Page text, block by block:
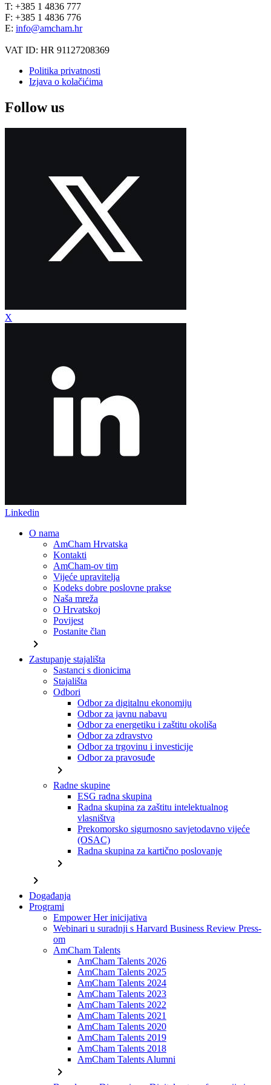
T: +385 1 4836 777
F: +385 1 4836 776
E: info@amcham.hr
VAT ID: HR 91127208369
Politika privatnosti
Izjava o kolačićima
Follow us
X
Linkedin
O nama
AmCham Hrvatska
Kontakti
AmCham-ov tim
Vijeće upravitelja
Kodeks dobre poslovne prakse
Naša mreža
O Hrvatskoj
Povijest
Postanite član
chevron_right
Zastupanje stajališta
Sastanci s dionicima
Stajališta
Odbori
Odbor za digitalnu ekonomiju
Odbor za javnu nabavu
Odbor za energetiku i zaštitu okoliša
Odbor za zdravstvo
Odbor za trgovinu i investicije
Odbor za pravosuđe
chevron_right
Radne skupine
ESG radna skupina
Radna skupina za zaštitu intelektualnog
vlasništva
Prekomorsko sigurnosno savjetodavno vijeće
(OSAC)
Radna skupina za kartično poslovanje
chevron_right
chevron_right
Događanja
Programi
Empower Her inicijativa
Webinari u suradnji s Harvard Business Review Press-
om
AmCham Talents
AmCham Talents 2026
AmCham Talents 2025
AmCham Talents 2024
AmCham Talents 2023
AmCham Talents 2022
AmCham Talents 2021
AmCham Talents 2020
AmCham Talents 2019
AmCham Talents 2018
AmCham Talents Alumni
chevron_right